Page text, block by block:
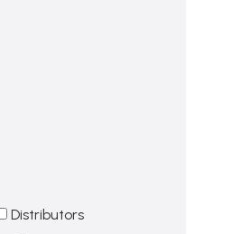
Distributors